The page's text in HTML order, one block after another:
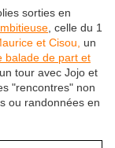
sorties en
, celle du 1
et Cisou,
un
balade de part et
tour avec Jojo et
"rencontres" non
ou randonnées en